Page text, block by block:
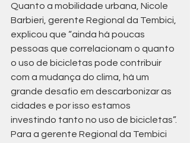
Quanto a mobilidade urbana, Nicole
Barbieri, gerente Regional da Tembici,
explicou que “ainda há poucas
pessoas que correlacionam o quanto
o uso de bicicletas pode contribuir
com a mudança do clima, há um
grande desafio em descarbonizar as
cidades e por isso estamos
investindo tanto no uso de bicicletas”.
Para a gerente Regional da Tembici